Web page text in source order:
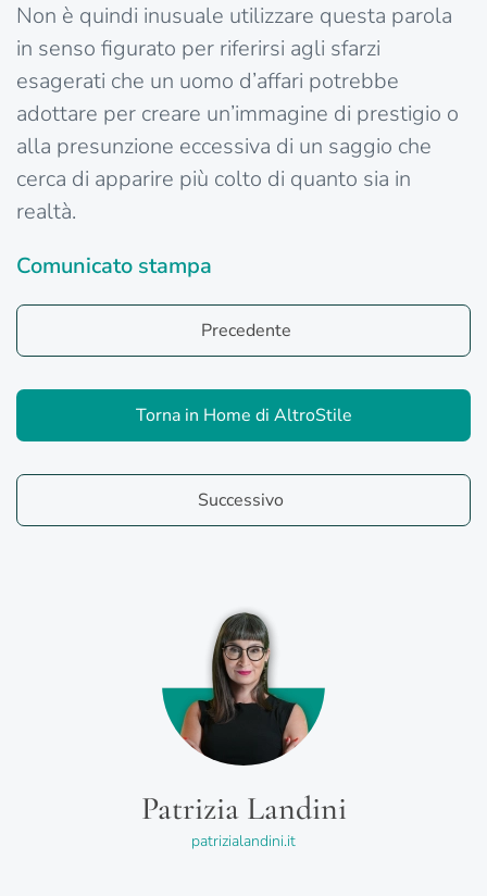
Non è quindi inusuale utilizzare questa parola
in senso figurato per riferirsi agli sfarzi
esagerati che un uomo d’affari potrebbe
adottare per creare un’immagine di prestigio o
alla presunzione eccessiva di un saggio che
cerca di apparire più colto di quanto sia in
realtà.
Comunicato stampa
Precedente
Torna in Home di AltroStile
Successivo
Patrizia Landini
patrizialandini.it